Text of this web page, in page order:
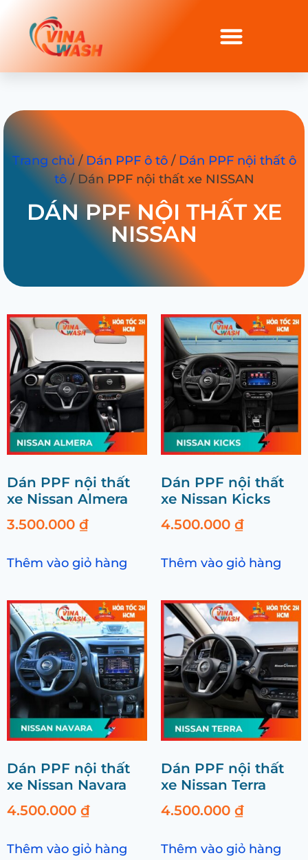
Trang chủ/Dán PPF ô tô/ Dán PPF nội thất ô
tô/ Dán PPF nội thất xe NISSAN
DÁN PPF NỘI THẤT XE
NISSAN
Dán PPF nội thất
xe Nissan Almera
3.500.000 ₫
Thêm vào giỏ hàng
Dán PPF nội thất
xe Nissan Kicks
4.500.000 ₫
Thêm vào giỏ hàng
Dán PPF nội thất
xe Nissan Navara
4.500.000 ₫
Thêm vào giỏ hàng
Dán PPF nội thất
xe Nissan Terra
4.500.000 ₫
Thêm vào giỏ hàng